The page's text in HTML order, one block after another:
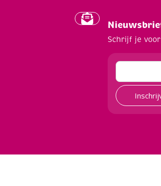
Schrijf je